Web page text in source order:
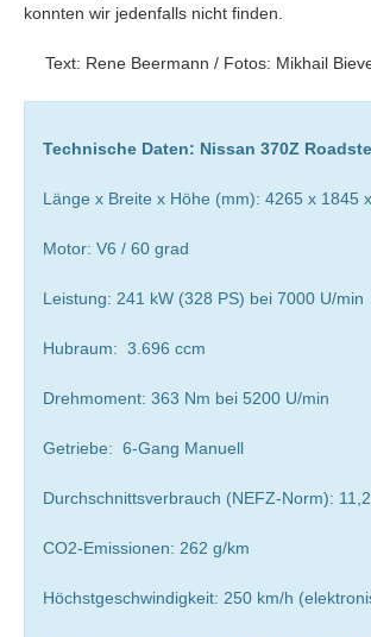
konnten wir jedenfalls nicht finden.
Text: Rene Beermann / Fotos: Mikhail
Technische Daten: Nissan 370Z
Länge x Breite x Höhe (mm): 4265 x 1845
Motor: V6 / 60 grad
Leistung: 241 kW (328 PS) bei 7000 U/min
Hubraum: 3.696 ccm
Drehmoment: 363 Nm bei 5200 U/min
Getriebe: 6-Gang Manuell
Durchschnittsverbrauch (NEFZ-Norm):
CO2-Emissionen: 262 g/km
Höchstgeschwindigkeit: 250 km/h